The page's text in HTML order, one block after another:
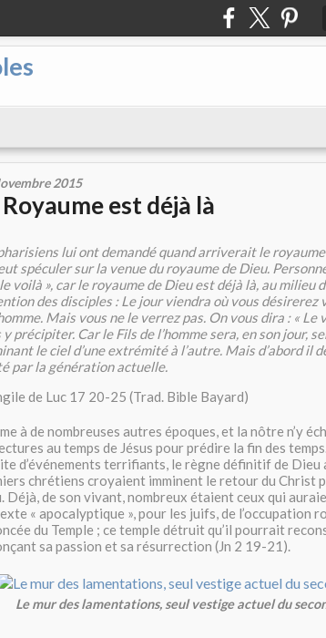
2015
Royaume est déjà là
lui ont demandé quand arriverait le
spéculer sur la venue du royaume de Dieu.
voilà », car le royaume de Dieu est déjà là, au milieu
des disciples : Le jour viendra où vous désirerez
Mais vous ne le verrez pas. On vous dira : « Le
y précipiter. Car le Fils de l’homme sera, en son jour,
le ciel d’une extrémité à l’autre. Mais d’abord il
par la génération actuelle.
de Luc 17 20-25 (Trad. Bible Bayard)
à de nombreuses autres époques, et la nôtre n’y
au temps de Jésus pour prédire la fin des
d’événements terrifiants, le règne définitif de Dieu
chrétiens croyaient imminent le retour du Christ
Déjà, de son vivant, nombreux étaient ceux qui
« apocalyptique », pour les juifs, de l’occupation
du Temple ; ce temple détruit qu’il pourrait
sa passion et sa résurrection (Jn 2 19-21).
Le mur des lamentations, seul vestige actuel du